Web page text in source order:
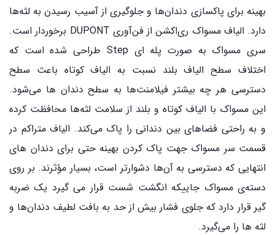
بهینه برای پاکسازی دندان‌ها و جلوگیری از آسیب رسیدن به لثه‌ها
دارد. الیاف مسواک ری‌اکشن از فن‌آوری DUPONT برخوردار است.
سری مسواک به صورت پله ای Step طراحی شده است که
اختلاف سطح الیاف بلند نسبت به الیاف کوتاه باعث سطح
دسترسی هر چه بیشتر فیلامنت‌ها به سطح دندان ها می‌شود.
این مسواک با الیاف کوتاه و بلند از سلامت لثه‌ها محافظت کرده
و به راحتی فضاهای بین دندانی را پاک می‌کند. الیاف متراکم در
قسمت سر مسواک جهت پاک کردن بهینه حتی برای دندان های
انتهایی که دسترسی به آن‌ها دشوارتر است، بسیار مؤثرند. بر روی
دسته‌ی مسواک جاییکه انگشت شست قرار می گیرد یک ضربه
گیر قرار دارد که جلوی فشار بیش از حد به بافت لطیف دندان‌ها و
لثه ها را می‌گیرد.